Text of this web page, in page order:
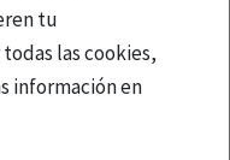
tu
las cookies,
información en